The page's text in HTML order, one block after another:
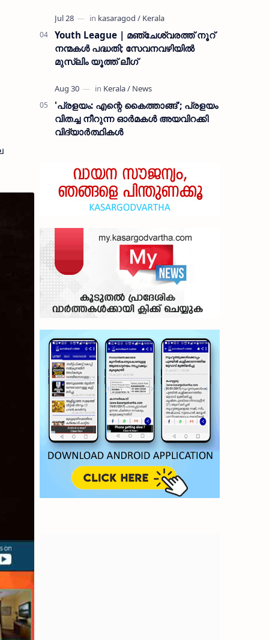
Youth League | മഞ്ചേശ്വരത്ത് നൂറ്
നന്മകൾ പദ്ധതി; സേവനവഴിയിൽ
മുസ്ലിം യൂത്ത് ലീഗ്
'പ്രളയം: എന്റെ കൈത്താങ്ങ്'; പ്രളയം
വിതച്ച നീറുന്ന ഓര്‍മകള്‍ അയവിറക്കി
വിദ്യാര്‍ത്ഥികള്‍